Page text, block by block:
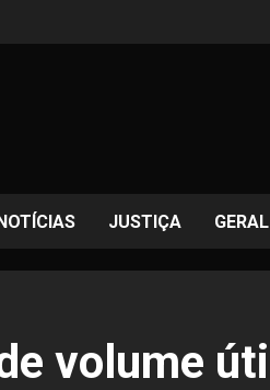
JUSTIÇA GERAL
volume útil